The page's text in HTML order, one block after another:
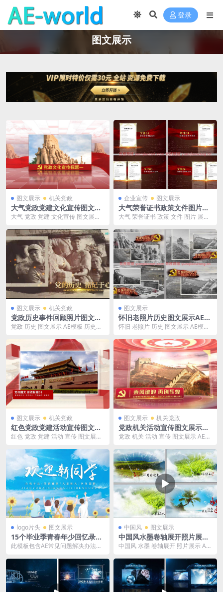
登录
图文展示
图文展示 机关党政
大气党政党建文化宣传图文展
示AE模板
大气 党政 党建 文化宣传 图文展示
决办法整...
企业宣传 图文展示
大气荣誉证书政策文件图片展
示AE模板
大气 荣誉证书 政策 文件 图片 展示
常...
图文展示 机关党政
党政历史事件回顾照片图文展
示AE模板
党政 历史 图文展示 AE模板 历史事
大...
图文展示
怀旧老照片历史图文展示AE模
板
怀旧 老照片 历史 图文展示 AE模板
题解...
图文展示 机关党政
红色党政党建活动宣传图文展
示AE模板
红色 党政 党建 活动 宣传 图文展示
图文展示 机关党政
党政机关活动宣传图文展示AE
模板
党政 机关 活动 宣传 图文展示 AE模
问...
logo片头 图文展示
15个毕业季青春年少回忆录图
文展示片头ae模板合集
此模板包含AE常见问题解决办法整
E插件及安装，...
中国风 图文展示
中国风水墨卷轴展开照片展示
AE模板
中国风 水墨 卷轴展开 照片展示 AE
插件...